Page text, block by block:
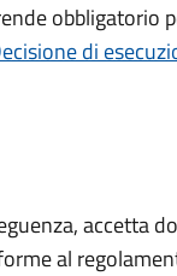
di
accetta
al